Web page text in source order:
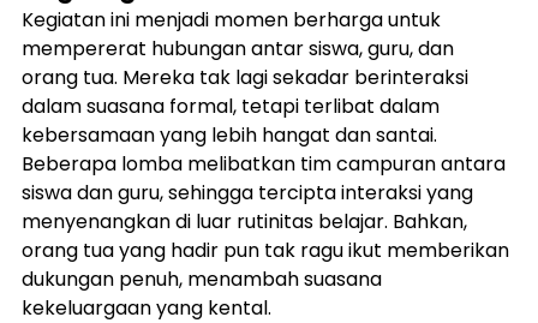
Kegiatan ini menjadi momen berharga untuk
mempererat hubungan antar siswa, guru, dan
orang tua. Mereka tak lagi sekadar berinteraksi
dalam suasana formal, tetapi terlibat dalam
kebersamaan yang lebih hangat dan santai.
Beberapa lomba melibatkan tim campuran antara
siswa dan guru, sehingga tercipta interaksi yang
menyenangkan di luar rutinitas belajar. Bahkan,
orang tua yang hadir pun tak ragu ikut memberikan
dukungan penuh, menambah suasana
kekeluargaan yang kental.